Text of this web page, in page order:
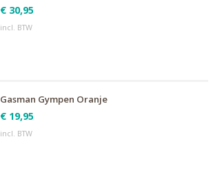
€ 30,95
incl. BTW
Gasman Gympen Oranje
€ 19,95
incl. BTW